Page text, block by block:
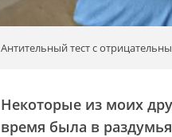
Антительный тест с
Некоторые из моих
время была в